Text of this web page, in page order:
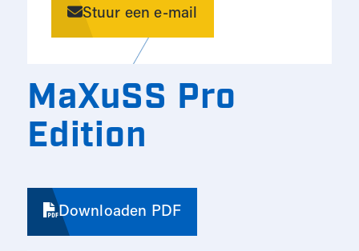
Stuur een e-mail
MaXuSS Pro
Edition
Downloaden PDF